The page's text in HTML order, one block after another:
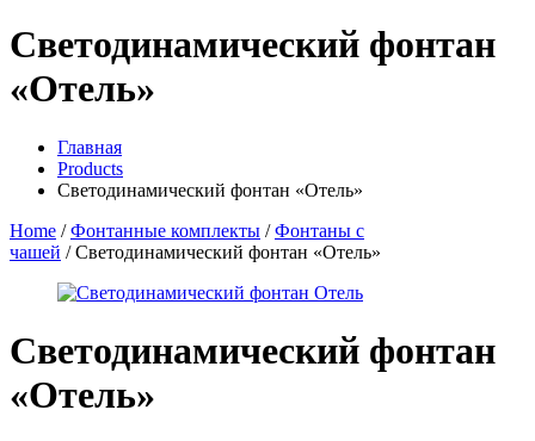
Светодинамический фонтан
«Отель»
Главная
Products
Светодинамический фонтан «Отель»
Home /Фонтанные комплекты /Фонтаны с
чашей / Светодинамический фонтан «Отель»
Светодинамический фонтан
«Отель»